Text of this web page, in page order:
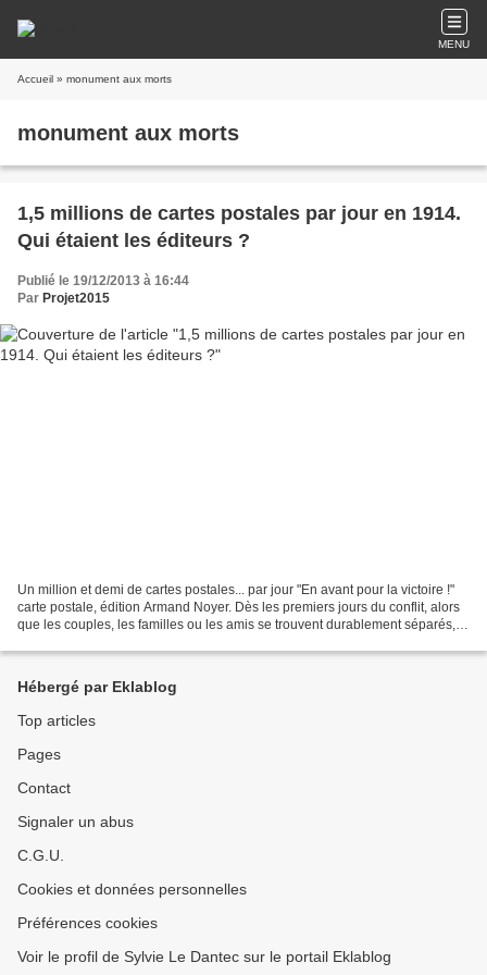
MENU
Accueil » monument aux morts
monument aux morts
1,5 millions de cartes postales par jour en 1914.
Qui étaient les éditeurs ?
Publié le 19/12/2013 à 16:44
Par Projet2015
Un million et demi de cartes postales... par jour "En avant pour la victoire !"
carte postale, édition Armand Noyer. Dès les premiers jours du conflit, alors
que les couples, les familles ou les amis se trouvent durablement séparés,
Hébergé par Eklablog
Top articles
Pages
Contact
Signaler un abus
C.G.U.
Cookies et données personnelles
Préférences cookies
Voir le profil de Sylvie Le Dantec sur le portail Eklablog